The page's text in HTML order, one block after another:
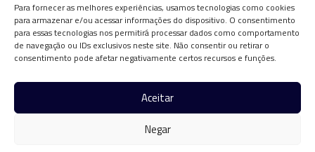
Para fornecer as melhores experiências, usamos tecnologias como cookies
para armazenar e/ou acessar informações do dispositivo. O consentimento
para essas tecnologias nos permitirá processar dados como comportamento
de navegação ou IDs exclusivos neste site. Não consentir ou retirar o
consentimento pode afetar negativamente certos recursos e funções.
Aceitar
Negar
(31)3062-2000
Área Rural, SN - KM 206 - Caixa Postal 26 - Edifício UNIFASAR
Área Rural de Conselheiro Lafaiete
CEP: 36.408-899